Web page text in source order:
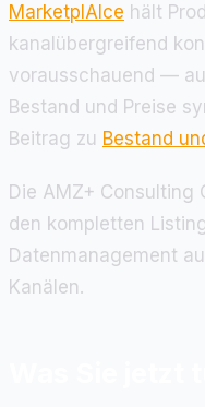
MarketplAIce hält
kanalübergreifend
vorausschauend —
Bestand und Preise
Beitrag zu Bestand
Die AMZ+ Consulting
den kompletten
Datenmanagement
Kanälen.